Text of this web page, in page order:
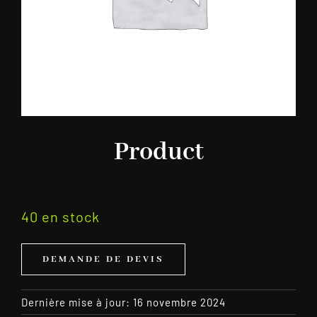
Product
40 en stock
DEMANDE DE DEVIS
Dernière mise à jour: 16 novembre 2024